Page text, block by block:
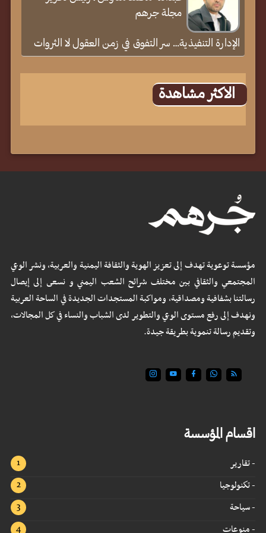
مجلة جرهم
الإدارة التنفيذية… سر التفوق في زمن العقول لا الثروات
الاكثر مشاهدة
مؤسسة توعوية تهدف إلى تعزيز الهوية والثقافة اليمنية والعربية، ونشر الوعي
المجتمعي والثقافي بين مختلف شرائح الشعب اليمني و نسعى إلى إيصال
رسالتنا بشفافية ومصداقية، ومواكبة المستجدات الجديدة في الساحة العربية
ونهدف إلى رفع مستوى الوعي والتطوير لدى الشباب والنساء في كل المجالات،
وتقديم رسالة تنموية بطريقة جيدة.
اقسام المؤسسة
- تقارير
- تكنولوجيا
- سياحة
- منوعات